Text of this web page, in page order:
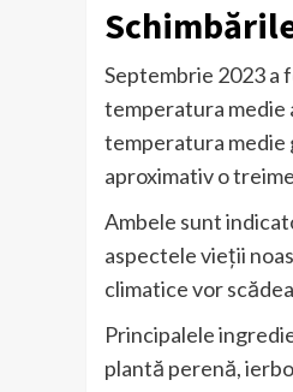
Septembrie 2023 a
temperatura medie
temperatura medie
aproximativ o
Ambele sunt
aspectele vieții
climatice vor
Principalele
plantă perenă,